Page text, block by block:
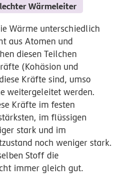
Wärmeleiter
Wärme unterschiedlich
aus Atomen und
diesen Teilchen
(Kohäsion und
Kräfte sind, umso
weitergeleitet werden.
Kräfte im festen
im flüssigen
stark und im
noch weniger stark.
Stoff die
immer gleich gut.